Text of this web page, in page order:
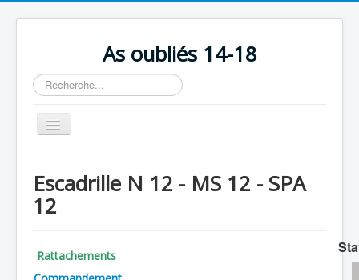
As oubliés 14-18
Rechercher
Basculer
la
Chronologie
Escadrilles
Avions
Escadrille N 12 - MS 12 - SPA
12
Rattachements